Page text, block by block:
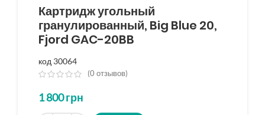
Картридж угольный
гранулированный, Big Blue 20,
Fjord GAC-20BB
код 30064
(0 отзывов)
1 800грн